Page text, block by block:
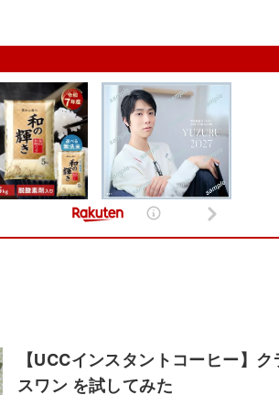
されません。
、必ず日本語を含めてください（スパム対策）。
【UCCインスタントコーヒー】ク
スワン を試してみた